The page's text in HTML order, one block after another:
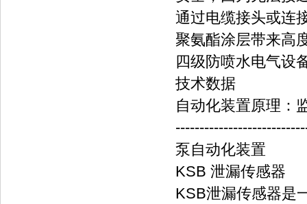
通过电缆接头或连
聚氨酯涂层带来高
四级防喷水电气设
技术数据
自动化装置原理：
泵自动化装置
KSB 泄漏传感器
KSB泄漏传感器是